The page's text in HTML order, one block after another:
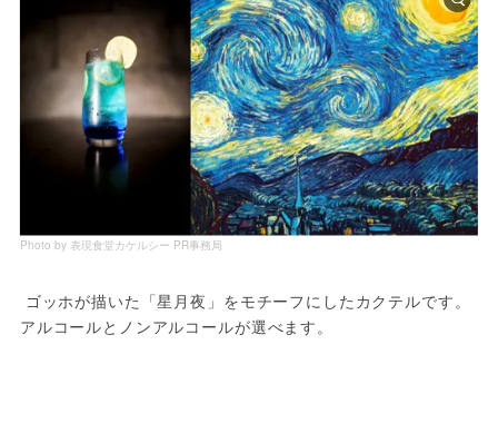
Photo by 表現食堂カケルシー PR事務局
ゴッホが描いた「星月夜」をモチーフにしたカクテルです。
アルコールとノンアルコールが選べます。